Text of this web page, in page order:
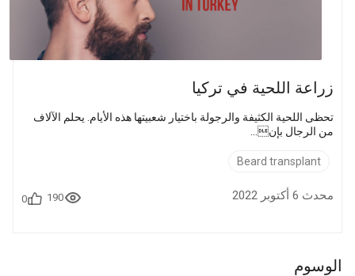
زراعة اللحية في تركيا
تحظى اللحية الكثيفة والرجولة باختيار شعبيتها هذه الأيام. يحلم الآلاف
من الرجال بإن...
Beard transplant
محدث 6 أكتوبر 2022 190
0
الوسوم